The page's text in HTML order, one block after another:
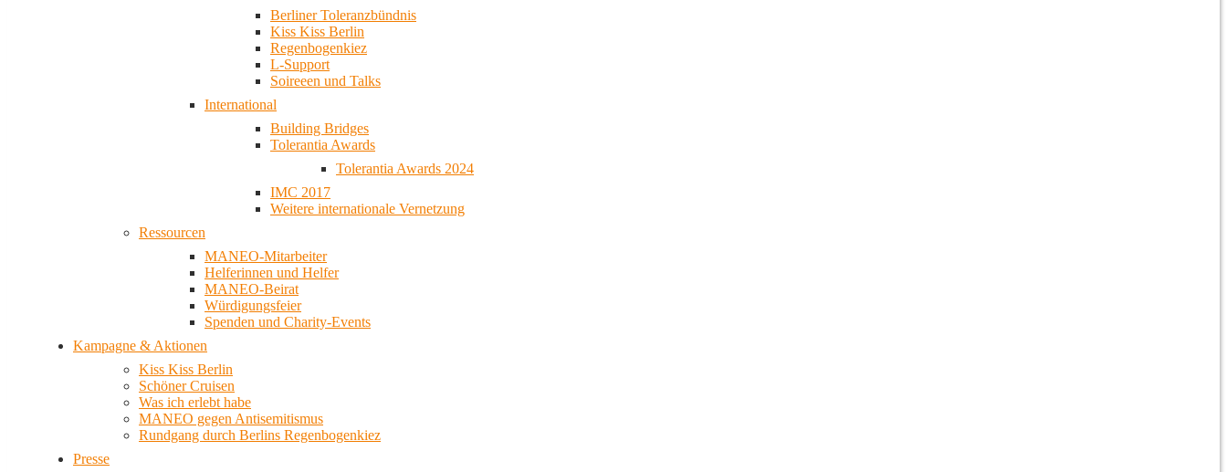
Berliner Toleranzbündnis
Kiss Kiss Berlin
Regenbogenkiez
L-Support
Soireeen und Talks
International
Building Bridges
Tolerantia Awards
Tolerantia Awards 2024
IMC 2017
Weitere internationale Vernetzung
Ressourcen
MANEO-Mitarbeiter
Helferinnen und Helfer
MANEO-Beirat
Würdigungsfeier
Spenden und Charity-Events
Kampagne & Aktionen
Kiss Kiss Berlin
Schöner Cruisen
Was ich erlebt habe
MANEO gegen Antisemitismus
Rundgang durch Berlins Regenbogenkiez
Presse